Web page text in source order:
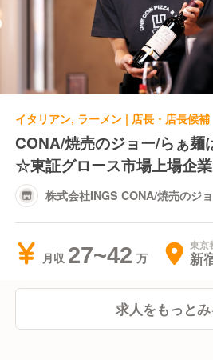
「安定性」としては2024年9月
上場し、
会社としても安定しています。
安定した会社基盤の中でキャ
人！
ぜひご応募お待ちしております！
また、当社は「自分のために働
ています。
ＩＮＧＳで働くなら、仕事を通
い。
ＩＮＧＳでの仕事は、自分以外
きる。
料理が美味しいのは大前提。
そこから100％を超える満足度
フ。
イタリアン, ラーメン | 店長・店長候補
CONA/焼売のジョー/らぁ麺
☆東証グロース市場上場企業
株式会社INGS CONA/焼売のジ
月収 27~42 東京
新
求人をもっと